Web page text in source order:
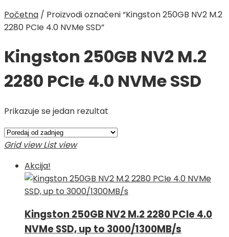
Početna / Proizvodi označeni “Kingston 250GB NV2 M.2
2280 PCIe 4.0 NVMe SSD”
Kingston 250GB NV2 M.2
2280 PCIe 4.0 NVMe SSD
Prikazuje se jedan rezultat
Grid view List view
Akcija!
Kingston 250GB NV2 M.2 2280 PCIe 4.0
NVMe SSD, up to 3000/1300MB/s